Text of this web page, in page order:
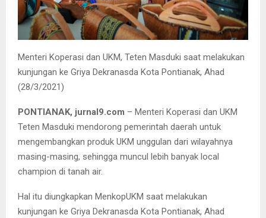
Menteri Koperasi dan UKM, Teten Masduki saat melakukan
kunjungan ke Griya Dekranasda Kota Pontianak, Ahad
(28/3/2021)
PONTIANAK, jurnal9.com – Menteri Koperasi dan UKM
Teten Masduki mendorong pemerintah daerah untuk
mengembangkan produk UKM unggulan dari wilayahnya
masing-masing, sehingga muncul lebih banyak local
champion di tanah air.
Hal itu diungkapkan MenkopUKM saat melakukan
kunjungan ke Griya Dekranasda Kota Pontianak, Ahad